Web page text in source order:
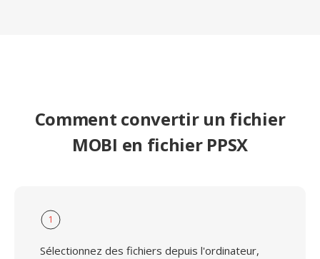
Comment convertir un fichier
MOBI en fichier PPSX
1
Sélectionnez des fichiers depuis l'ordinateur,